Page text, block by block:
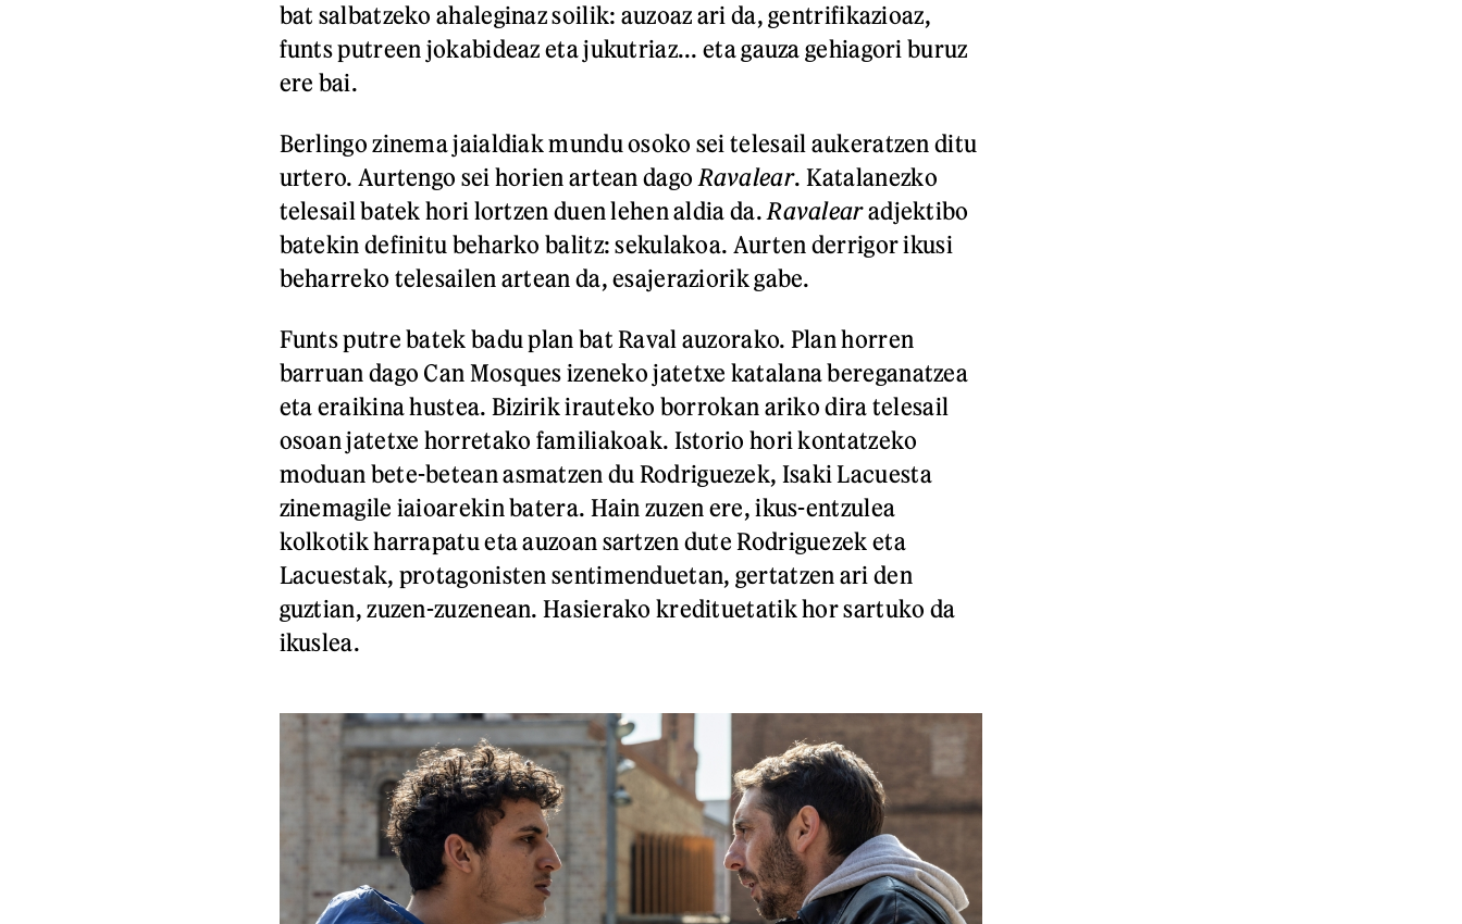
bat salbatzeko ahaleginaz soilik: auzoaz ari da, gentrifikazioaz,
funts putreen jokabideaz eta jukutriaz... eta gauza gehiagori buruz
ere bai.
Berlingo zinema jaialdiak mundu osoko sei telesail aukeratzen ditu
urtero. Aurtengo sei horien artean dago Ravalear. Katalanezko
telesail batek hori lortzen duen lehen aldia da. Ravalearadjektibo
batekin definitu beharko balitz: sekulakoa. Aurten derrigor ikusi
beharreko telesailen artean da, esajeraziorik gabe.
Funts putre batek badu plan bat Raval auzorako. Plan horren
barruan dago Can Mosques izeneko jatetxe katalana bereganatzea
eta eraikina hustea. Bizirik irauteko borrokan ariko dira telesail
osoan jatetxe horretako familiakoak. Istorio hori kontatzeko
moduan bete-betean asmatzen du Rodriguezek, Isaki Lacuesta
zinemagile iaioarekin batera. Hain zuzen ere, ikus-entzulea
kolkotik harrapatu eta auzoan sartzen dute Rodriguezek eta
Lacuestak, protagonisten sentimenduetan, gertatzen ari den
guztian, zuzen-zuzenean. Hasierako kredituetatik hor sartuko da
ikuslea.